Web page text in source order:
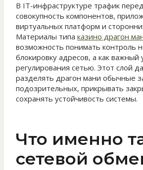
В IT-инфраструктуре трафик
совокупность компонентов,
виртуальных платформ и
Материалы типа казино драгон
возможность понимать контроль
блокировку адресов, а как важный
регулирования сетью. Этот слой
разделять драгон мани обычные
подозрительных, прикрывать
сохранять устойчивость системы.
Что именно
сетевой